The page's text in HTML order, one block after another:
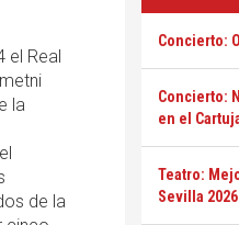
el Real
la
de la
Concierto:
Concierto:
en el
Teatro:
Sevilla 2026